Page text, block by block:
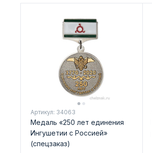
Артикул: 34063
Медаль «250 лет единения
Ингушетии с Россией»
(спецзаказ)